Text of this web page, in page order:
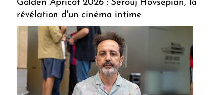
Golden Apricot 2026 : Serouj Hovsepian, la
révélation d'un cinéma intime